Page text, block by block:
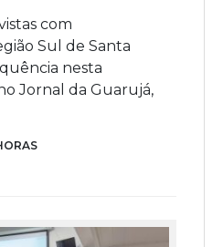
com
Sul de Santa
nesta
Jornal da Guarujá,